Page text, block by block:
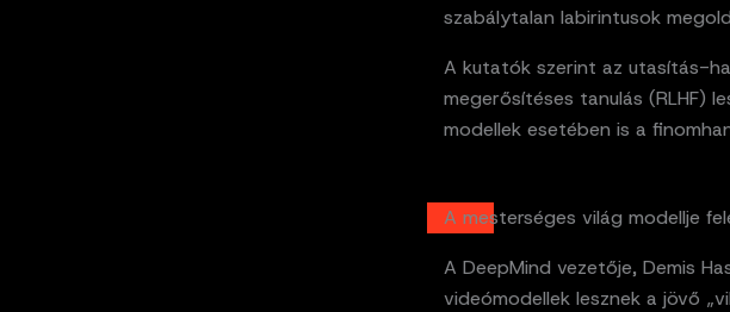
szabálytalan labirintusok
A kutatók szerint az utasítás-
megerősítéses tanulás (RLHF)
modellek esetében is a
A mesterséges világ modellje
A DeepMind vezetője, Demis
videómodellek lesznek a jövő